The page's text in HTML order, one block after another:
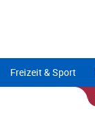
Freizeit & Sport